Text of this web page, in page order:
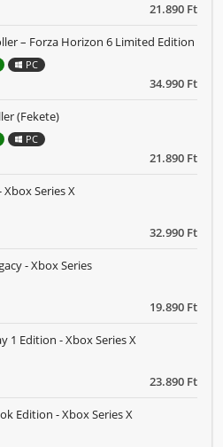
21.890 Ft
34.990 Ft
– Forza Horizon 6 Limited Edition
PC
21.890 Ft
(Fekete)
PC
32.990 Ft
Xbox Series X
19.890 Ft
- Xbox Series
23.890 Ft
1 Edition - Xbox Series X
Edition - Xbox Series X